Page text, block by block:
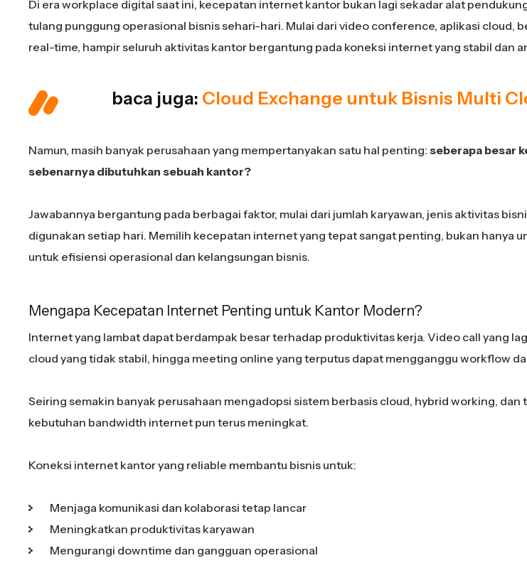
Di era workplace digital saat ini, kecepatan internet kantor bukan lagi sekadar alat
tulang punggung operasional bisnis sehari-hari. Mulai dari video conference, aplikasi cloud,
real-time, hampir seluruh aktivitas kantor bergantung pada koneksi internet yang stabil dan
baca juga: Cloud Exchange untuk Bisnis Multi
Namun, masih banyak perusahaan yang mempertanyakan satu hal penting: seberapa besar
sebenarnya dibutuhkan sebuah kantor?
Jawabannya bergantung pada berbagai faktor, mulai dari jumlah karyawan, jenis aktivitas
digunakan setiap hari. Memilih kecepatan internet yang tepat sangat penting, bukan hanya
untuk efisiensi operasional dan kelangsungan bisnis.
Mengapa Kecepatan Internet Penting untuk Kantor Modern?
Internet yang lambat dapat berdampak besar terhadap produktivitas kerja. Video call yang
cloud yang tidak stabil, hingga meeting online yang terputus dapat mengganggu workflow
Seiring semakin banyak perusahaan mengadopsi sistem berbasis cloud, hybrid working, dan
kebutuhan bandwidth internet pun terus meningkat.
Koneksi internet kantor yang reliable membantu bisnis untuk:
Menjaga komunikasi dan kolaborasi tetap lancar
Meningkatkan produktivitas karyawan
Mengurangi downtime dan gangguan operasional